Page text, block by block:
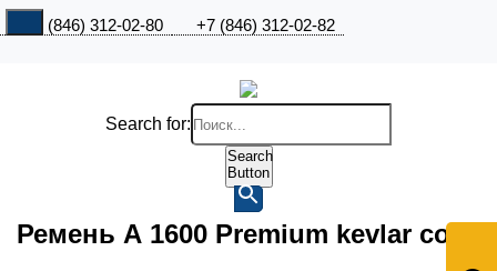
+7 (846) 312-02-80 +7 (846) 312-02-82
Search for:
Search
Button
Ремень А 1600 Premium kevlar cord